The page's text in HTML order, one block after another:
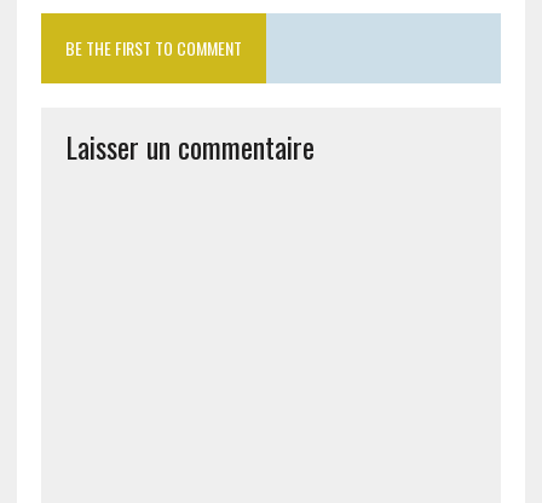
BE THE FIRST TO COMMENT
Laisser un commentaire